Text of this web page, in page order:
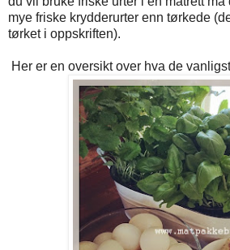
mye friske krydderurter enn tørkede
tørket i oppskriften).
Her er en oversikt over hva de